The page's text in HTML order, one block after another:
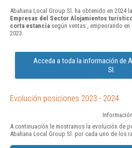
Abahana Local Group Sl. ha obtenido en 2024
Empresas del Sector Alojamientos
corta estancia según ventas , empeorando
2023.
Acceda a toda la información de
Sl.
Evolución posiciones 2023 - 2024
A continuación le mostramos la evolución de
Abahana Local Group Sl. por cada uno de los